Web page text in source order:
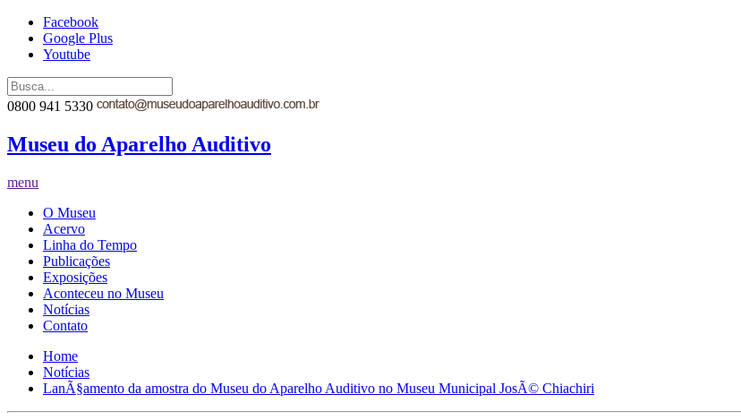
Facebook
Google Plus
Youtube
0800 941 5330
Museu do Aparelho Auditivo
menu
O Museu
Acervo
Linha do Tempo
Publicações
Exposições
Aconteceu no Museu
Notícias
Contato
Home
Notícias
LanÃ§amento da amostra do Museu do Aparelho Auditivo no Museu Municipal JosÃ© Chiachiri